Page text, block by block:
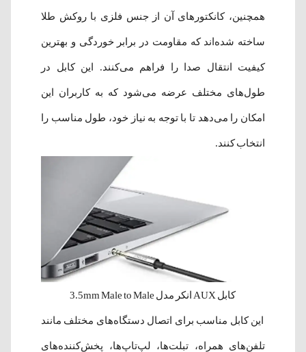
همچنین، کانکتورهای آن از جنس فلزی با روکش طلا
ساخته شده‌اند که مقاومت در برابر خوردگی و بهترین
کیفیت انتقال صدا را فراهم می‌کنند. این کابل در
طول‌های مختلف عرضه می‌شود که به کاربران این
امکان را می‌دهد تا با توجه به نیاز خود، طول مناسب را
انتخاب کنند.
کابل AUX انکر مدل 3.5mm Male to Male
این کابل مناسب برای اتصال دستگاه‌های مختلف مانند
تلفن‌های همراه، تبلت‌ها، لپ‌تاپ‌ها، پخش‌کننده‌های